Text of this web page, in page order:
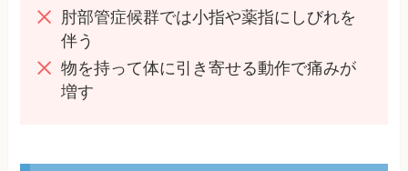
肘部管症候群では小指や薬指にしびれを
伴う
物を持って体に引き寄せる動作で痛みが
増す